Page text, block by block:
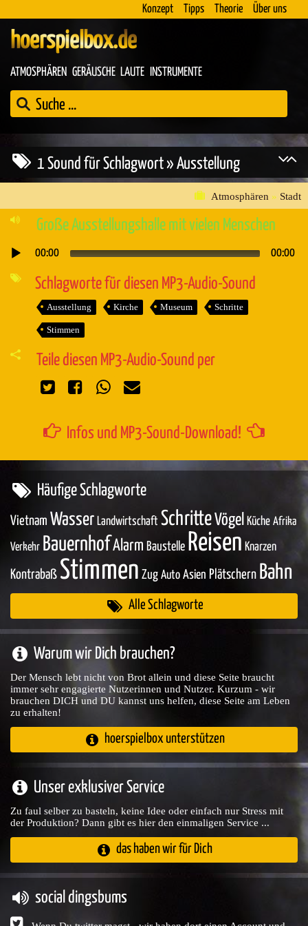
Konzept Tipps Theorie Über uns
hoerspielbox.de
ATMOSPHÄREN GERÄUSCHE LAUTE INSTRUMENTE
1 Sound für Schlagwort » Ausstellung
Atmosphären » Stadt
Große Ausstellungshalle mit vielen Menschen
Audio-
00:00 00:00
Schlagworte für diesen MP3-Audio-Sound
Ausstellung Kirche Museum Schritte
Stimmen
Teile diesen MP3-Audio-Sound per
Infos und MP3-Sound-Download!
Häufige Schlagworte
Vietnam Wasser Landwirtschaft SchritteVögel Küche Afrika
Verkehr BauernhofAlarm Baustelle Reisen Knarzen
Kontrabaß Stimmen Zug Auto Asien Plätschern Bahn
Alle Schlagworte
Warum wir Dich brauchen?
Der Mensch lebt nicht von Brot allein und diese Seite braucht
immer sehr engagierte Nutzerinnen und Nutzer. Kurzum - wir
brauchen DICH und DU kannst uns helfen, diese Seite am Leben
zu erhalten!
hoerspielbox unterstützen
Unser exklusiver Service
Zu faul selber zu basteln, keine Idee oder einfach nur Stress mit
der Produktion? Dann gibt es hier den einmaligen Service ...
das haben wir für Dich
social dingsbums